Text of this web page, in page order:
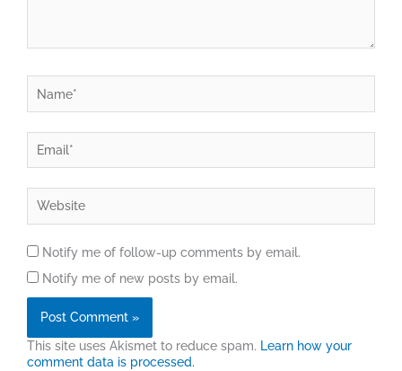
Notify me of follow-up comments by email.
Notify me of new posts by email.
This site uses Akismet to reduce spam. Learn how your
comment data is processed.